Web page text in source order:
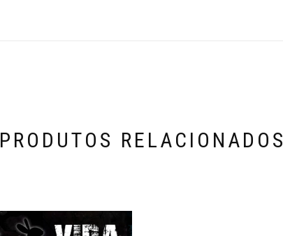
PRODUTOS RELACIONADOS